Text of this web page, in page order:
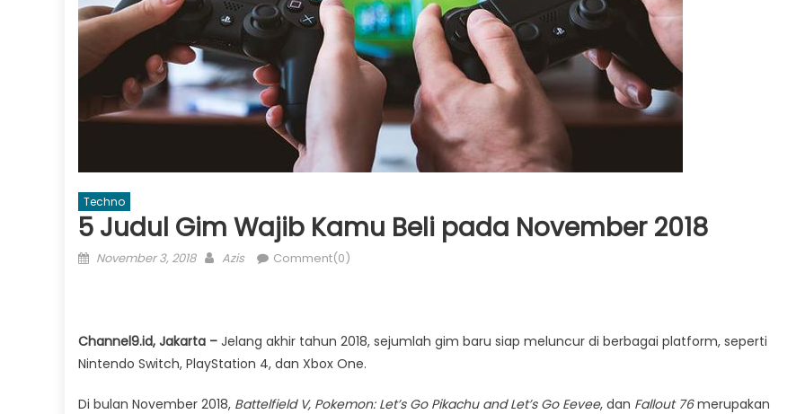
Techno
5 Judul Gim Wajib Kamu Beli pada November 2018
Posted
November 3, 2018 Author
Azis Comment(0)
Channel9.id, Jakarta – Jelang akhir tahun 2018, sejumlah gim baru siap meluncur di berbagai platform, seperti
Nintendo Switch, PlayStation 4, dan Xbox One.
Di bulan November 2018, Battelfield V, Pokemon: Let’s Go Pikachu and Let’s Go Eevee, dan Fallout 76merupakan